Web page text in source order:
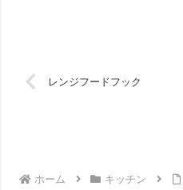
レンジフードフック
ホーム キッチン